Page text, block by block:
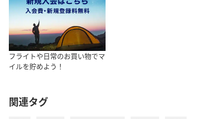
フライトや日常のお買い物でマ
イルを貯めよう！
関連タグ